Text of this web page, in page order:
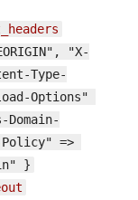
"X-
Type-
Options"
=>
}